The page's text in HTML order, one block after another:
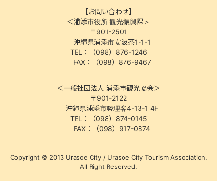
【お問い合わせ】
＜浦添市役所 観光振興課＞
〒901-2501
沖縄県浦添市安波茶1-1-1
TEL：（098）876-1246
FAX：（098）876-9467
＜一般社団法人 浦添市観光協会＞
〒901-2122
沖縄県浦添市勢理客4-13-1 4F
TEL：（098）874-0145
FAX：（098）917-0874
Copyright © 2013 Urasoe City / Urasoe City Tourism Association.
All Right Reserved.